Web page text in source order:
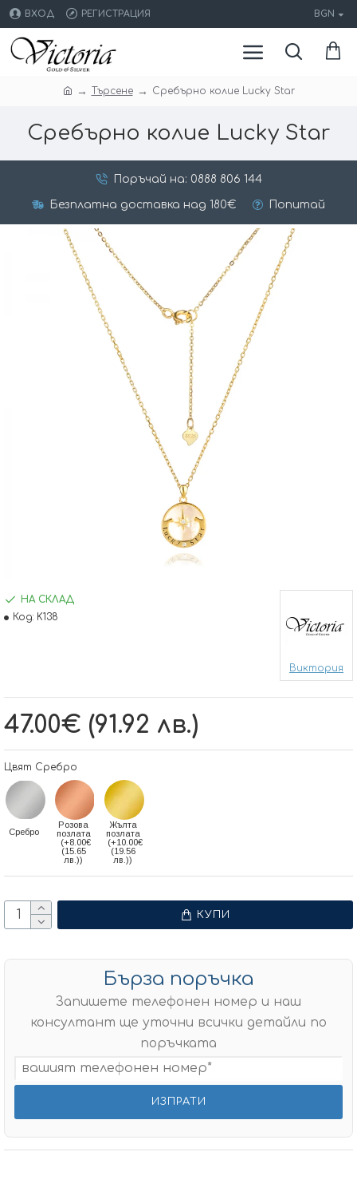
ВХОД РЕГИСТРАЦИЯ BGN
Търсене Сребърно колие Lucky Star
Сребърно колие Lucky Star
Поръчай на: 0888 806 144
Безплатна доставка над 180€ Попитай
47.00€ (91.92 лв.)
НА СКЛАД
Код: K138
Виктория
Цвят Сребро
Сребро
Розова
позлата
(+8.00€
(15.65
лв.))
Жълта
позлата
(+10.00€
(19.56
лв.))
КУПИ
Бърза поръчка
Запишете телефонен номер и наш
консултант ще уточни всички детайли по
поръчката